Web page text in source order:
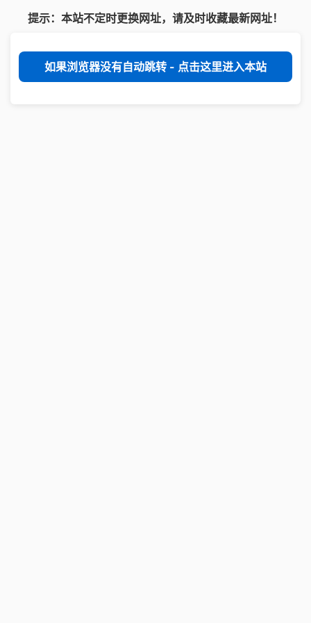
提示：本站不定时更换网址，请及时收藏最新网址！
如果浏览器没有自动跳转 - 点击这里进入本站